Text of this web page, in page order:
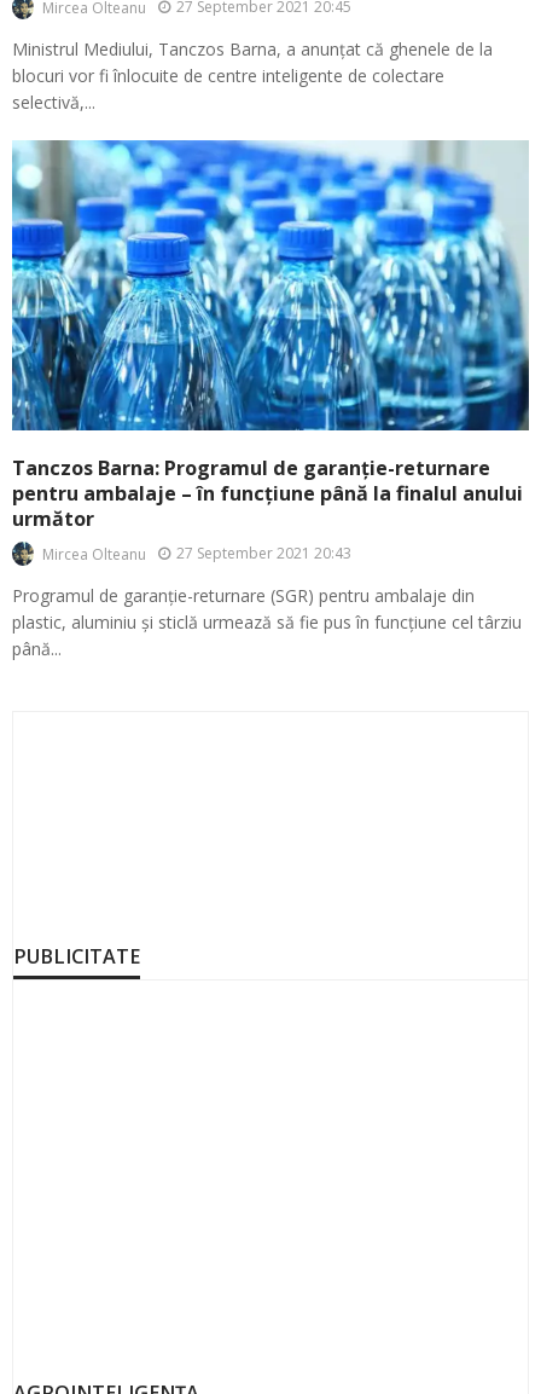
Mircea Olteanu 27 September 2021 20:45
Ministrul Mediului, Tanczos Barna, a anunțat că ghenele de la
blocuri vor fi înlocuite de centre inteligente de colectare
selectivă,...
Tanczos Barna: Programul de garanție-returnare
pentru ambalaje – în funcțiune până la finalul anului
următor
Mircea Olteanu 27 September 2021 20:43
Programul de garanție-returnare (SGR) pentru ambalaje din
plastic, aluminiu și sticlă urmează să fie pus în funcțiune cel târziu
până...
PUBLICITATE